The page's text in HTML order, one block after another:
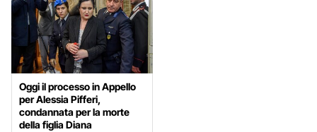
Oggi il processo in Appello
per Alessia Pifferi,
condannata per la morte
della figlia Diana